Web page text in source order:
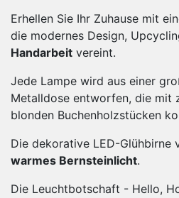
Erhellen Sie Ihr Zuhause mit
die modernes Design,
Handarbeit vereint.
Jede Lampe wird aus einer
Metalldose entworfen, die mit
blonden Buchenholzstücken
Die dekorative LED-Glühbirne
warmes Bernsteinlicht.
Die Leuchtbotschaft - Hello,